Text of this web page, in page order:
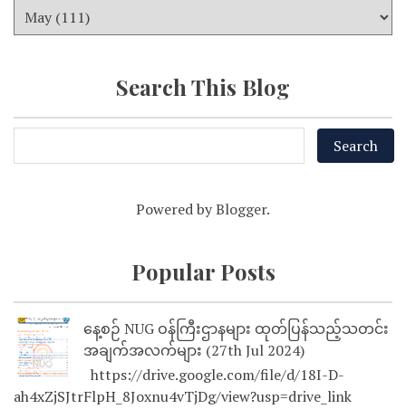
Search This Blog
Powered byBlogger.
Popular Posts
နေ့စဉ် NUG ဝန်ကြီးဌာနများ ထုတ်ပြန်သည့်သတင်း
အချက်အလက်များ (27th Jul 2024)
https://drive.google.com/file/d/18I-D-
ah4xZjSJtrFlpH_8Joxnu4vTjDg/view?usp=drive_link